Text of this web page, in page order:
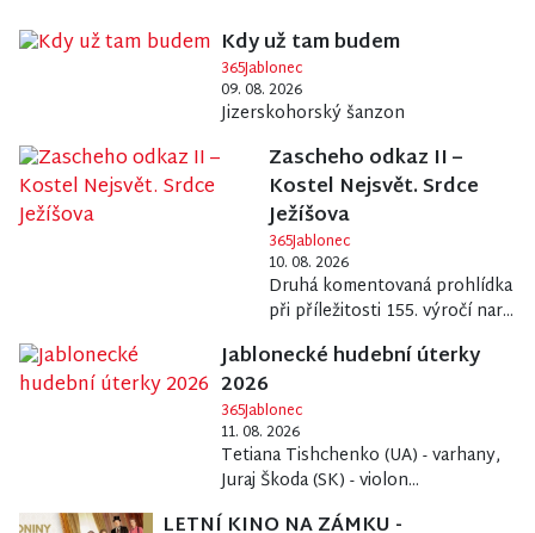
Kdy už tam budem
365Jablonec
09. 08. 2026
Jizerskohorský šanzon
Zascheho odkaz II –
Kostel Nejsvět. Srdce
Ježíšova
365Jablonec
10. 08. 2026
Druhá komentovaná prohlídka
při příležitosti 155. výročí nar...
Jablonecké hudební úterky
2026
365Jablonec
11. 08. 2026
Tetiana Tishchenko (UA) - varhany,
Juraj Škoda (SK) - violon...